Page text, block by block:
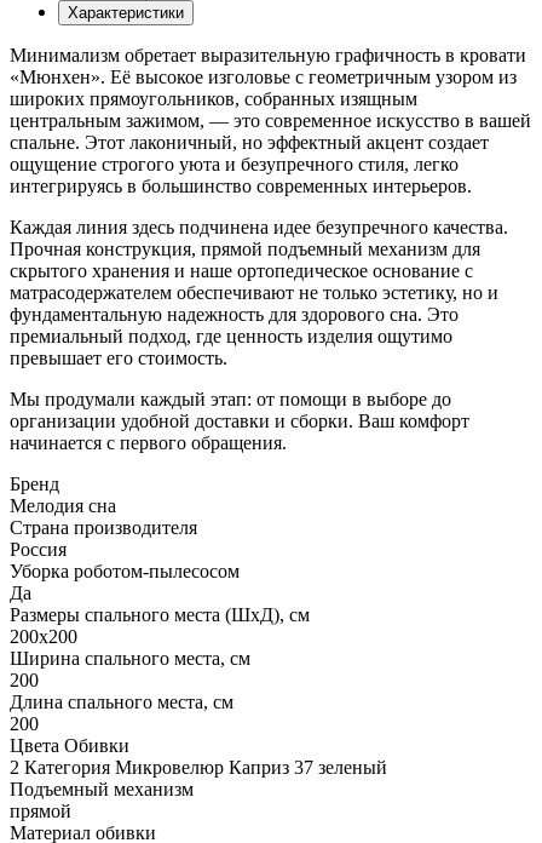
Характеристики
Минимализм обретает выразительную графичность в кровати
«Мюнхен». Её высокое изголовье с геометричным узором из
широких прямоугольников, собранных изящным
центральным зажимом, — это современное искусство в вашей
спальне. Этот лаконичный, но эффектный акцент создает
ощущение строгого уюта и безупречного стиля, легко
интегрируясь в большинство современных интерьеров.
Каждая линия здесь подчинена идее безупречного качества.
Прочная конструкция, прямой подъемный механизм для
скрытого хранения и наше ортопедическое основание с
матрасодержателем обеспечивают не только эстетику, но и
фундаментальную надежность для здорового сна. Это
премиальный подход, где ценность изделия ощутимо
превышает его стоимость.
Мы продумали каждый этап: от помощи в выборе до
организации удобной доставки и сборки. Ваш комфорт
начинается с первого обращения.
Бренд
Мелодия сна
Страна производителя
Россия
Уборка роботом-пылесосом
Да
Размеры спального места (ШхД), см
200х200
Ширина спального места, см
200
Длина спального места, см
200
Цвета Обивки
2 Категория Микровелюр Каприз 37 зеленый
Подъемный механизм
прямой
Материал обивки